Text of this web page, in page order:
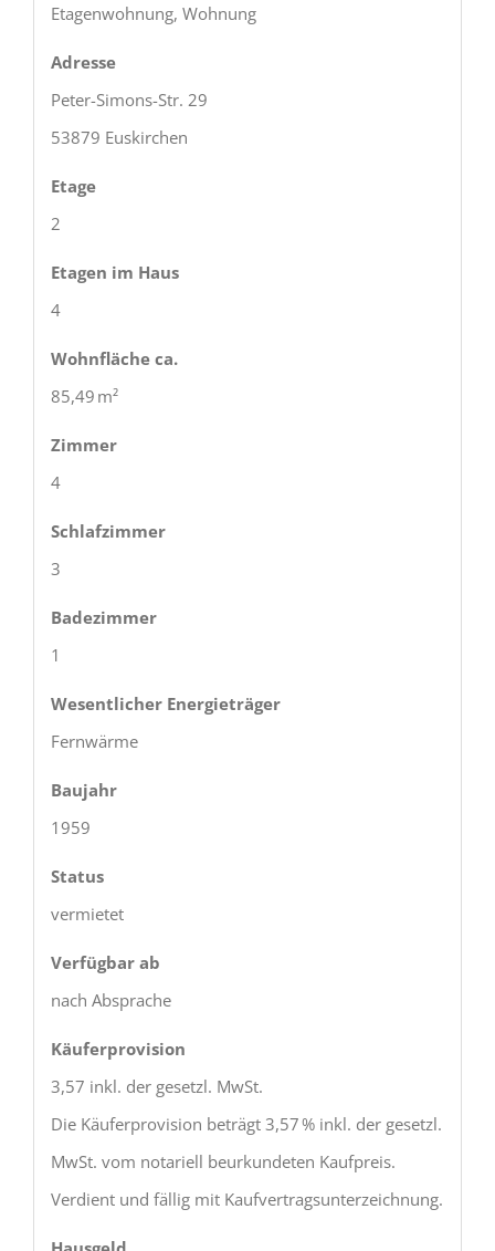
Etagenwohnung, Wohnung
Adresse
Peter-Simons-Str. 29
53879 Euskirchen
Etage
2
Etagen im Haus
4
Wohnfläche ca.
85,49 m²
Zimmer
4
Schlafzimmer
3
Badezimmer
1
Wesentlicher Energieträger
Fernwärme
Baujahr
1959
Status
vermietet
Verfügbar ab
nach Absprache
Käufer­provision
3,57 inkl. der gesetzl. MwSt.
Die Käuferprovision beträgt 3,57 % inkl. der gesetzl.
MwSt. vom notariell beurkundeten Kaufpreis.
Verdient und fällig mit Kaufvertragsunterzeichnung.